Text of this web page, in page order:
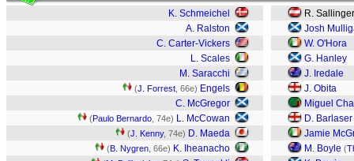
K. Schmeichel
A. Ralston
C. Carter-Vickers
L. Scales
M. Saracchi
(J. Forrest , 66e) Engels
C. McGregor
(Paulo Bernardo , 74e) L. McCowan
(J. Kenny, 74e) D. Maeda
(B. Nygren , 66e) K. Iheanacho
R. Sallinger
Josh
W. O'Hora
G. Hanley
J. Iredale
J. Obita
Miguel
D. Barlaser
Jamie
M. Boyle (